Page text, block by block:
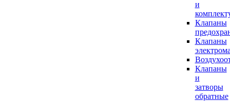
и
Клапаны
Клапаны
Клапаны
и
затворы
обратные